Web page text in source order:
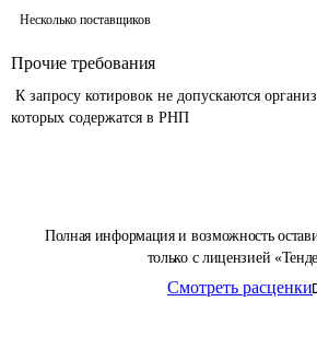
Полная информация и возможность
только с лицензией
Смотреть расценки
Несколько поставщиков
Прочие требования
которых содержатся в РНП